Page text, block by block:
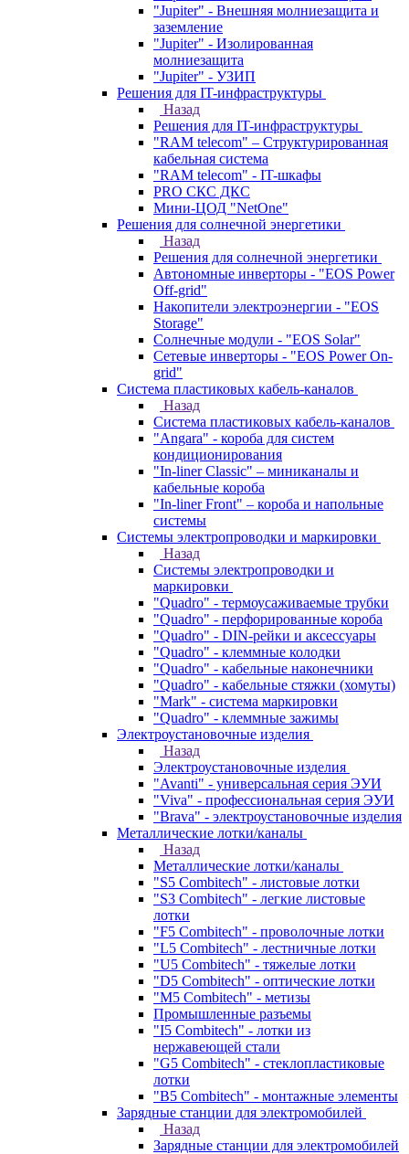
"Jupiter" - Внешняя молниезащита и
заземление
"Jupiter" - Изолированная
молниезащита
"Jupiter" - УЗИП
Решения для IT-инфраструктуры
Назад
Решения для IT-инфраструктуры
"RAM telecom" – Структурированная
кабельная система
"RAM telecom" - IT-шкафы
PRO СКС ДКС
Мини-ЦОД "NetOne"
Решения для солнечной энергетики
Назад
Решения для солнечной энергетики
Автономные инверторы - "EOS Power
Off-grid"
Накопители электроэнергии - "EOS
Storage"
Солнечные модули - "EOS Solar"
Сетевые инверторы - "EOS Power On-
grid"
Система пластиковых кабель-каналов
Назад
Система пластиковых кабель-каналов
"Angara" - короба для систем
кондиционирования
"In-liner Classic" – миниканалы и
кабельные короба
"In-liner Front" – короба и напольные
системы
Системы электропроводки и маркировки
Назад
Системы электропроводки и
маркировки
"Quadro" - термоусаживаемые трубки
"Quadro" - перфорированные короба
"Quadro" - DIN-рейки и аксессуары
"Quadro" - клеммные колодки
"Quadro" - кабельные наконечники
"Quadro" - кабельные стяжки (хомуты)
"Mark" - система маркировки
"Quadro" - клеммные зажимы
Электроустановочные изделия
Назад
Электроустановочные изделия
"Avanti" - универсальная серия ЭУИ
"Viva" - профессиональная серия ЭУИ
"Brava" - электроустановочные изделия
Металлические лотки/каналы
Назад
Металлические лотки/каналы
"S5 Combitech" - листовые лотки
"S3 Combitech" - легкие листовые
лотки
"F5 Combitech" - проволочные лотки
"L5 Combitech" - лестничные лотки
"U5 Combitech" - тяжелые лотки
"D5 Combitech" - оптические лотки
"M5 Combitech" - метизы
Промышленные разъемы
"I5 Combitech" - лотки из
нержавеющей стали
"G5 Combitech" - стеклопластиковые
лотки
"B5 Combitech" - монтажные элементы
Зарядные станции для электромобилей
Назад
Зарядные станции для электромобилей